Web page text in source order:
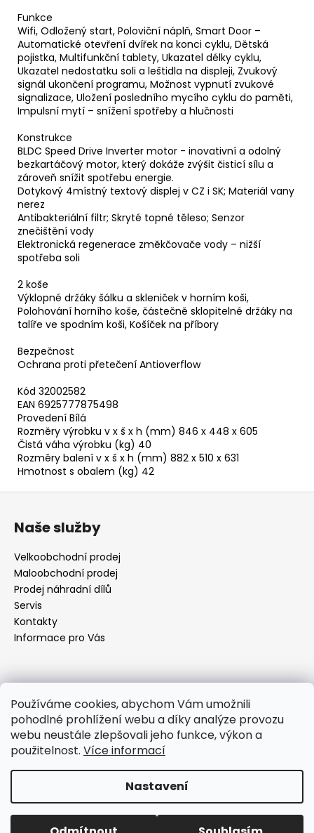
Používáme cookies, abychom Vám umožnili
pohodlné prohlížení webu a díky analýze provozu
webu neustále zlepšovali jeho funkce, výkon a
použitelnost. Více informací
Nastavení
Funkce
Wifi, Odložený start, Poloviční náplň, Smart Door –
Automatické otevření dvířek na konci cyklu, Dětská
pojistka, Multifunkční tablety, Ukazatel délky cyklu,
Ukazatel nedostatku soli a leštidla na displeji, Zvukový
signál ukončení programu, Možnost vypnutí zvukové
signalizace, Uložení posledního mycího cyklu do paměti,
Impulsní mytí – snížení spotřeby a hlučnosti
Konstrukce
BLDC Speed Drive Inverter motor - inovativní a odolný
bezkartáčový motor, který dokáže zvýšit čisticí sílu a
zároveň snížit spotřebu energie.
Dotykový 4místný textový displej v CZ i SK; Materiál vany
nerez
Antibakteriální filtr; Skryté topné těleso; Senzor
znečištění vody
Elektronická regenerace změkčovače vody – nižší
spotřeba soli
2 koše
Výklopné držáky šálku a skleniček v horním koši,
Polohování horního koše, částečně sklopitelné držáky na
talíře ve spodním koši, Košíček na příbory
Bezpečnost
Ochrana proti přetečení Antioverflow
Kód 32002582
EAN 6925777875498
Provedení Bílá
Rozměry výrobku v x š x h (mm) 846 x 448 x 605
Čistá váha výrobku (kg) 40
Rozměry balení v x š x h (mm) 882 x 510 x 631
Hmotnost s obalem (kg) 42
Naše služby
Velkoobchodní prodej
Maloobchodní prodej
Prodej náhradní dílů
Servis
Kontakty
Informace pro Vás
objednavky@elektrorezny.cz
602 155 983
https://www.facebook.com/jirireznyelektroservis
reznyelektro